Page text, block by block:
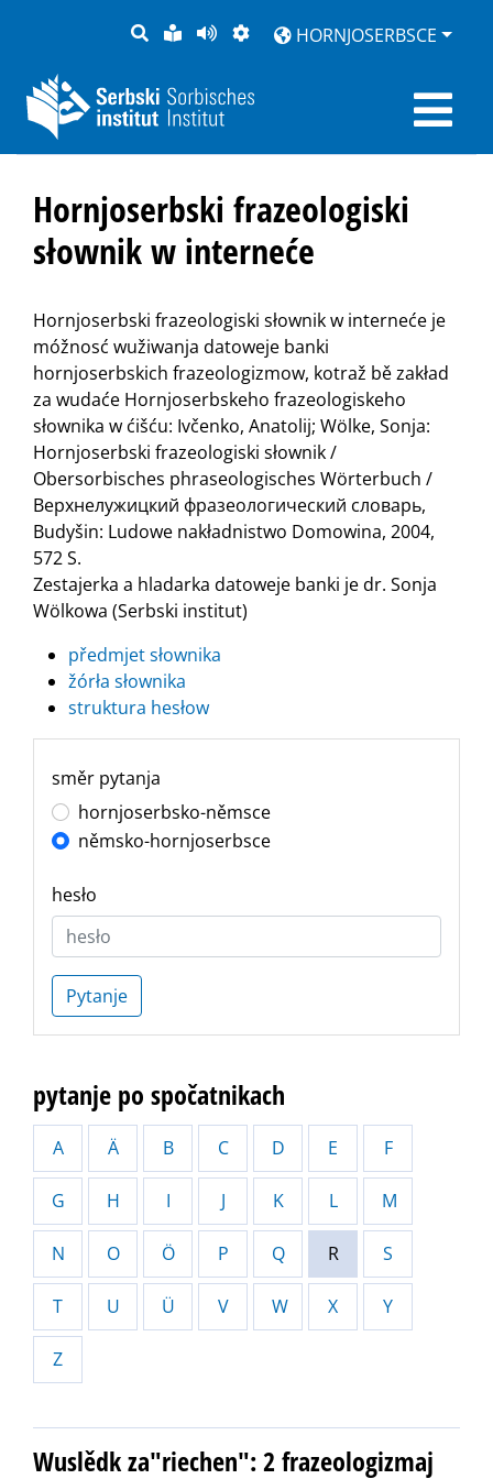
PYTANJE
LOCHKA
RĚČ
STRONU
PŘEDČITAĆ
ZWOBRAZNJENJE
HORNJOSERBSCE
Hornjoserbski frazeologiski
słownik w interneće
Hornjoserbski frazeologiski słownik w interneće je
móžnosć wužiwanja datoweje banki
hornjoserbskich frazeologizmow, kotraž bě zakład
za wudaće Hornjoserbskeho frazeologiskeho
słownika w ćišću: Ivčenko, Anatolij; Wölke, Sonja:
Hornjoserbski frazeologiski słownik /
Obersorbisches phraseologisches Wörterbuch /
Верхнелужицкий фразеологический словарь,
Budyšin: Ludowe nakładnistwo Domowina, 2004,
572 S.
Zestajerka a hladarka datoweje banki je dr. Sonja
Wölkowa (Serbski institut)
předmjet słownika
žórła słownika
struktura hesłow
směr pytanja
hornjoserbsko-němsce
němsko-hornjoserbsce
hesło
Pytanje
pytanje po spočatnikach
A Ä B C D E F
G H I J K L M
N O Ö P Q R S
T U Ü V W X Y
Z
Wuslědk za"riechen": 2 frazeologizmaj